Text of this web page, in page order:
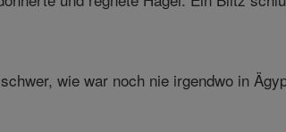
wie war noch nie irgendwo in